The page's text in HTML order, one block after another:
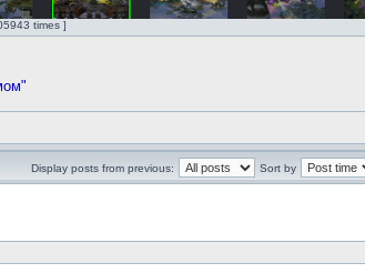
times ]
Display posts from previous: Sort by